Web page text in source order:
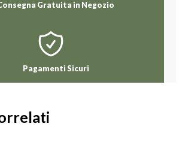
Gratuita in Negozio
Pagamenti Sicuri